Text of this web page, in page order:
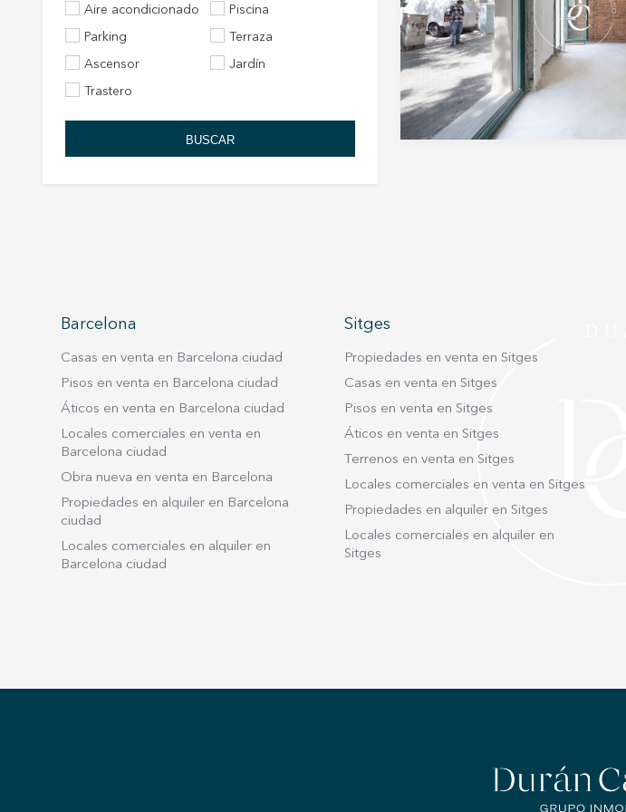
Aire acondicionado Piscina
Parking Terraza
Ascensor Jardín
Trastero
BUSCAR
Barcelona
Casas en venta en Barcelona ciudad
Pisos en venta en Barcelona ciudad
Áticos en venta en Barcelona ciudad
Locales comerciales en venta en
Barcelona ciudad
Obra nueva en venta en Barcelona
Propiedades en alquiler en Barcelona
ciudad
Locales comerciales en alquiler en
Barcelona ciudad
Sitges
Propiedades en venta en Sitges
Casas en venta en Sitges
Pisos en venta en Sitges
Áticos en venta en Sitges
Terrenos en venta en Sitges
Locales comerciales en venta en Sitges
Propiedades en alquiler en Sitges
Locales comerciales en alquiler en
Sitges